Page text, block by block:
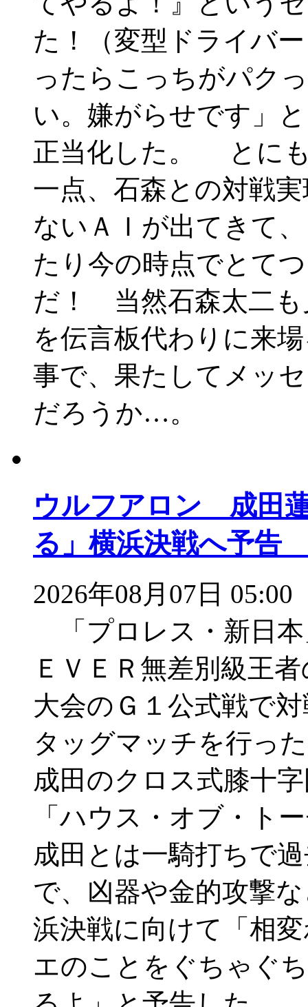
た！（変型ドライバ
ったらこっちがパク
い。嫌がらせです」
正当化した。 とに
一点、石森との対戦
ないＡＩが出てきて
たり今の時点でとて
だ！ 当然石森太二も
を伝言板代わりに来
事で、果たしてメッ
だろうか…。
ウルフアロン 成田
る」横浜決戦へ予告
2026年08月07日 05:00
「プロレス・新日
ＥＶＥＲ無差別級王
大会のＧ１公式戦で
タッグマッチを行っ
成田のクロス式膝十
「ハウス・オブ・ト
成田とは一騎打ちで
で、凶器や金的攻撃
浜決戦に向けて「相
エのことをぐちゃぐ